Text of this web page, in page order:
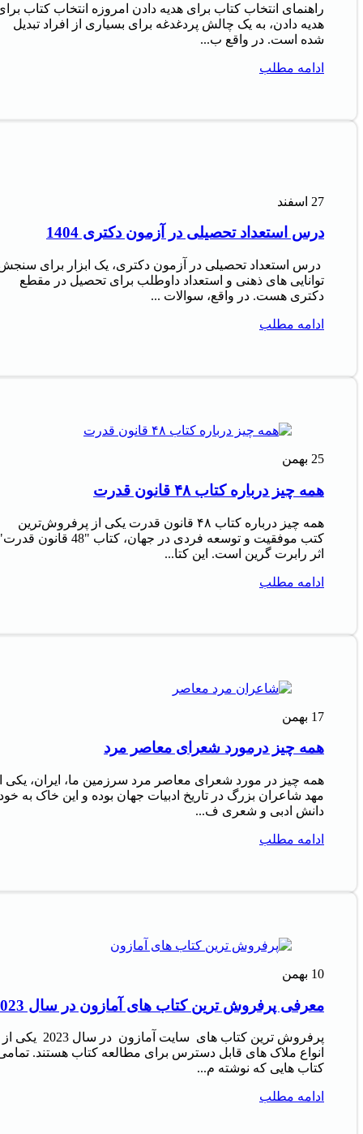
راهنمای انتخاب کتاب برای هدیه دادن امروزه انتخاب کتاب
هدیه دادن، به یک چالش پردغدغه برای بسیاری از افراد تبدیل
شده است. در واقع ب...
ادامه مطلب
27 اسفند
درس استعداد تحصیلی در آزمون دکتری 1404
درس استعداد تحصیلی در آزمون دکتری، یک ابزار برای
توانایی های ذهنی و استعداد داوطلب برای تحصیل در مقطع
دکتری هست. در واقع، سوالات ...
ادامه مطلب
25 بهمن
همه چیز درباره کتاب ۴۸ قانون قدرت
همه چیز درباره کتاب ۴۸ قانون قدرت یکی از پرفروش‌ترین
کتب موفقیت و توسعه فردی در جهان، کتاب "48 قانون
اثر رابرت گرین است. این کتا...
ادامه مطلب
17 بهمن
همه چیز درمورد شعرای معاصر مرد
همه چیز در مورد شعرای معاصر مرد سرزمین ما، ایران، یکی
مهد شاعران بزرگ در تاریخ ادبیات جهان بوده و این خاک به
دانش ادبی و شعری ف...
ادامه مطلب
10 بهمن
معرفی پرفروش‌ ترین کتاب‌ های آمازون در سال 2023
پرفروش‌ ترین کتاب‌ های سایت آمازون در سال 2023 یکی از
انواع ملاک‌ های قابل دسترس برای مطالعه کتاب هستند.
کتاب‌ هایی که نوشته م...
ادامه مطلب